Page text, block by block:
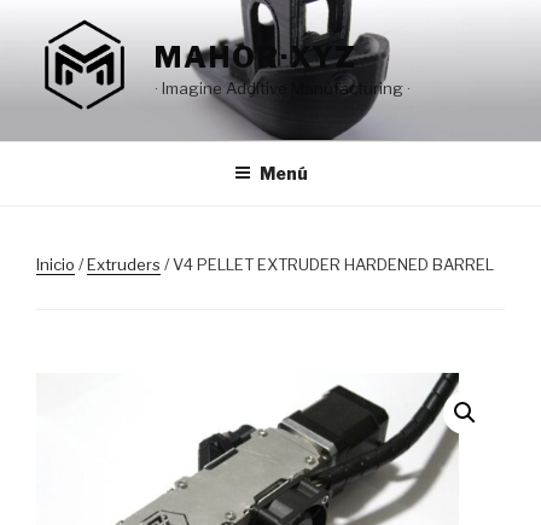
contenido
MAHOR·XYZ
· Imagine Additive Manufacturing ·
Menú
Inicio /Extruders / V4 PELLET EXTRUDER HARDENED BARREL